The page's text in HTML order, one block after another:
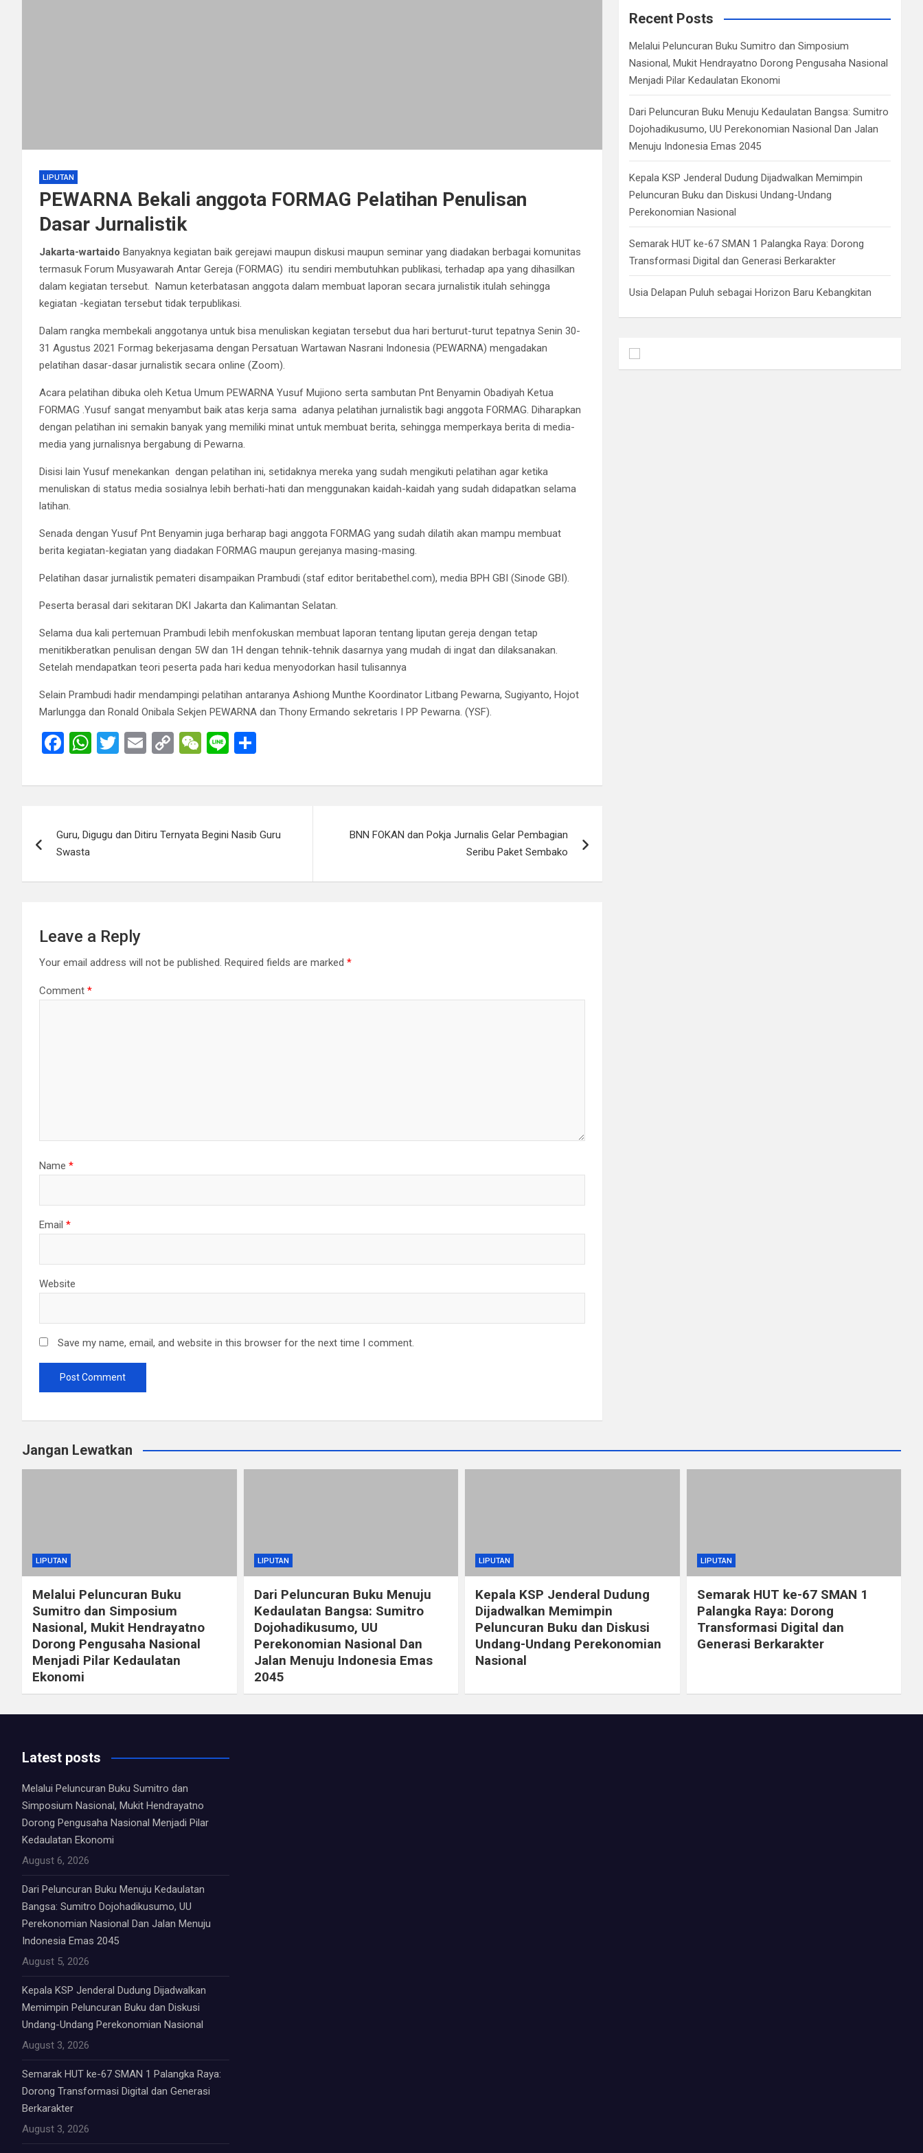
LIPUTAN
PEWARNA Bekali anggota FORMAG Pelatihan Penulisan
Dasar Jurnalistik
Jakarta-wartaido Banyaknya kegiatan baik gerejawi maupun diskusi maupun seminar yang diadakan berbagai komunitas
termasuk Forum Musyawarah Antar Gereja (FORMAG) itu sendiri membutuhkan publikasi, terhadap apa yang dihasilkan
dalam kegiatan tersebut. Namun keterbatasan anggota dalam membuat laporan secara jurnalistik itulah sehingga
kegiatan -kegiatan tersebut tidak terpublikasi.
Dalam rangka membekali anggotanya untuk bisa menuliskan kegiatan tersebut dua hari berturut-turut tepatnya Senin 30-
31 Agustus 2021 Formag bekerjasama dengan Persatuan Wartawan Nasrani Indonesia (PEWARNA) mengadakan
pelatihan dasar-dasar jurnalistik secara online (Zoom).
Acara pelatihan dibuka oleh Ketua Umum PEWARNA Yusuf Mujiono serta sambutan Pnt Benyamin Obadiyah Ketua
FORMAG .Yusuf sangat menyambut baik atas kerja sama adanya pelatihan jurnalistik bagi anggota FORMAG. Diharapkan
dengan pelatihan ini semakin banyak yang memiliki minat untuk membuat berita, sehingga memperkaya berita di media-
media yang jurnalisnya bergabung di Pewarna.
Disisi lain Yusuf menekankan dengan pelatihan ini, setidaknya mereka yang sudah mengikuti pelatihan agar ketika
menuliskan di status media sosialnya lebih berhati-hati dan menggunakan kaidah-kaidah yang sudah didapatkan selama
latihan.
Senada dengan Yusuf Pnt Benyamin juga berharap bagi anggota FORMAG yang sudah dilatih akan mampu membuat
berita kegiatan-kegiatan yang diadakan FORMAG maupun gerejanya masing-masing.
Pelatihan dasar jurnalistik pemateri disampaikan Prambudi (staf editor beritabethel.com), media BPH GBI (Sinode GBI).
Peserta berasal dari sekitaran DKI Jakarta dan Kalimantan Selatan.
Selama dua kali pertemuan Prambudi lebih menfokuskan membuat laporan tentang liputan gereja dengan tetap
menitikberatkan penulisan dengan 5W dan 1H dengan tehnik-tehnik dasarnya yang mudah di ingat dan dilaksanakan.
Setelah mendapatkan teori peserta pada hari kedua menyodorkan hasil tulisannya
Selain Prambudi hadir mendampingi pelatihan antaranya Ashiong Munthe Koordinator Litbang Pewarna, Sugiyanto, Hojot
Marlungga dan Ronald Onibala Sekjen PEWARNA dan Thony Ermando sekretaris I PP Pewarna. (YSF).
F
ce
o
o
k
W
at
A
p
T
tt
E
ail
C
py
n
W
C
at
Li
e
ar
navigation
Guru, Digugu dan Ditiru Ternyata Begini Nasib Guru
Swasta
BNN FOKAN dan Pokja Jurnalis Gelar Pembagian
Seribu Paket Sembako
Leave a Reply
Your email address will not be published. Required fields are marked *
Comment *
Name *
Email *
Website
Save my name, email, and website in this browser for the next time I comment.
c
Recent Posts
Melalui Peluncuran Buku Sumitro dan Simposium
Nasional, Mukit Hendrayatno Dorong Pengusaha Nasional
Menjadi Pilar Kedaulatan Ekonomi
Dari Peluncuran Buku Menuju Kedaulatan Bangsa: Sumitro
Dojohadikusumo, UU Perekonomian Nasional Dan Jalan
Menuju Indonesia Emas 2045
Kepala KSP Jenderal Dudung Dijadwalkan Memimpin
Peluncuran Buku dan Diskusi Undang-Undang
Perekonomian Nasional
Semarak HUT ke-67 SMAN 1 Palangka Raya: Dorong
Transformasi Digital dan Generasi Berkarakter
Usia Delapan Puluh sebagai Horizon Baru Kebangkitan
Jangan Lewatkan
LIPUTAN
Melalui Peluncuran Buku
Sumitro dan Simposium
Nasional, Mukit Hendrayatno
Dorong Pengusaha Nasional
Menjadi Pilar Kedaulatan
Ekonomi
LIPUTAN
Dari Peluncuran Buku Menuju
Kedaulatan Bangsa: Sumitro
Dojohadikusumo, UU
Perekonomian Nasional Dan
Jalan Menuju Indonesia Emas
2045
LIPUTAN
Kepala KSP Jenderal Dudung
Dijadwalkan Memimpin
Peluncuran Buku dan Diskusi
Undang-Undang Perekonomian
Nasional
LIPUTAN
Semarak HUT ke-67 SMAN 1
Palangka Raya: Dorong
Transformasi Digital dan
Generasi Berkarakter
Latest posts
Melalui Peluncuran Buku Sumitro dan
Simposium Nasional, Mukit Hendrayatno
Dorong Pengusaha Nasional Menjadi Pilar
Kedaulatan Ekonomi
August 6, 2026
Dari Peluncuran Buku Menuju Kedaulatan
Bangsa: Sumitro Dojohadikusumo, UU
Perekonomian Nasional Dan Jalan Menuju
Indonesia Emas 2045
August 5, 2026
Kepala KSP Jenderal Dudung Dijadwalkan
Memimpin Peluncuran Buku dan Diskusi
Undang-Undang Perekonomian Nasional
August 3, 2026
Semarak HUT ke-67 SMAN 1 Palangka Raya:
Dorong Transformasi Digital dan Generasi
Berkarakter
August 3, 2026